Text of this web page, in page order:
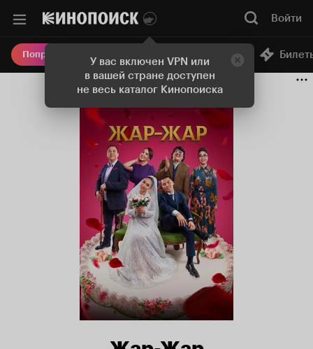
У вас включен VPN или
в вашей стране доступен
не весь каталог Кинопоиска
Войти
Попробовать Плюс Онлайн-кинотеатр